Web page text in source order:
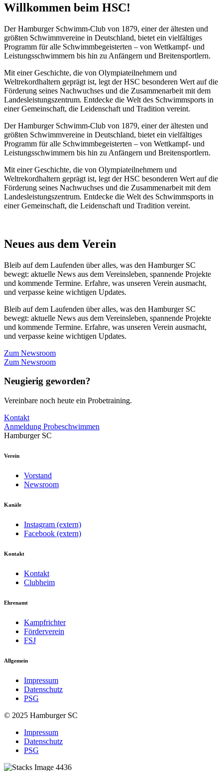
Willkommen beim HSC!
Der Hamburger Schwimm-Club von 1879, einer der ältesten und
größten Schwimmvereine in Deutschland, bietet ein vielfältiges
Programm für alle Schwimmbegeisterten – von Wettkampf- und
Leistungsschwimmern bis hin zu Anfängern und Breitensportlern.
Mit einer Geschichte, die von Olympiateilnehmern und
Weltrekordhaltern geprägt ist, legt der HSC besonderen Wert auf die
Förderung seines Nachwuchses und die Zusammenarbeit mit dem
Landesleistungszentrum. Entdecke die Welt des Schwimmsports in
einer Gemeinschaft, die Leidenschaft und Tradition vereint.
Der Hamburger Schwimm-Club von 1879, einer der ältesten und
größten Schwimmvereine in Deutschland, bietet ein vielfältiges
Programm für alle Schwimmbegeisterten – von Wettkampf- und
Leistungsschwimmern bis hin zu Anfängern und Breitensportlern.
Mit einer Geschichte, die von Olympiateilnehmern und
Weltrekordhaltern geprägt ist, legt der HSC besonderen Wert auf die
Förderung seines Nachwuchses und die Zusammenarbeit mit dem
Landesleistungszentrum. Entdecke die Welt des Schwimmsports in
einer Gemeinschaft, die Leidenschaft und Tradition vereint.
Neues aus dem Verein
Bleib auf dem Laufenden über alles, was den Hamburger SC
bewegt: aktuelle News aus dem Vereinsleben, spannende Projekte
und kommende Termine. Erfahre, was unseren Verein ausmacht,
und verpasse keine wichtigen Updates.
Bleib auf dem Laufenden über alles, was den Hamburger SC
bewegt: aktuelle News aus dem Vereinsleben, spannende Projekte
und kommende Termine. Erfahre, was unseren Verein ausmacht,
und verpasse keine wichtigen Updates.
Zum Newsroom
Zum Newsroom
Neugierig geworden?
Vereinbare noch heute ein Probetraining.
Kontakt
Anmeldung Probeschwimmen
Hamburger SC
Verein
Vorstand
Newsroom
Kanäle
Instagram (extern)
Facebook (extern)
Kontakt
Kontakt
Clubheim
Ehrenamt
Kampfrichter
Förderverein
FSJ
Allgemein
Impressum
Datenschutz
PSG
© 2025 Hamburger SC
Impressum
Datenschutz
PSG